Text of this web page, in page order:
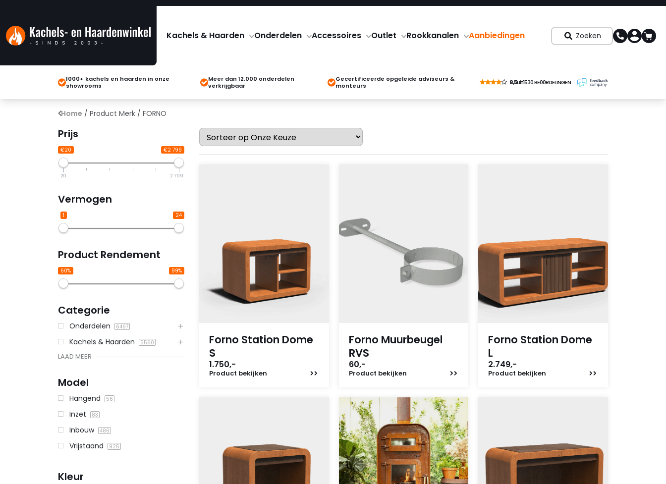
Kachels & Haarden Onderdelen Accessoires Outlet Rookkanalen Aanbiedingen Zoeken
1000+ kachels en haarden in onze
showrooms
Meer dan 12.000 onderdelen
verkrijgbaar
Gecertificeerde opgeleide adviseurs &
monteurs
8,5uit1530 BE00RDELINGEN
Home / Product Merk / FORNO
Prijs
€20 €2 799
20 2 799
Vermogen
1 24
Product Rendement
60% 99%
Categorie
Onderdelen 6497
Kachels & Haarden 5560
LAAD MEER
Model
Hangend 56
Inzet 83
Inbouw 486
Vrijstaand 925
Kleur
Forno Station Dome
S
1.750,-
Product bekijken
Forno Muurbeugel
RVS
60,-
Product bekijken
Forno Station Dome
L
2.749,-
Product bekijken